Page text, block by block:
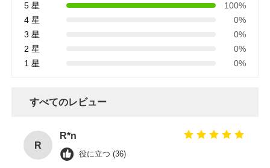
5 星
100%
4 星
0%
3 星
0%
2 星
0%
1 星
0%
すべてのレビュー
R
R*n
役に立つ (36)